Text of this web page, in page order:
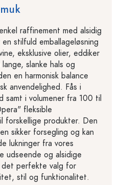
raffinement med alsidig
stilfuld emballageløsning
eksklusive olier, eddiker
slanke hals og
en harmonisk balance
anvendelighed. Fås i
samt i volumener fra 100 til
fleksible
forskellige produkter. Den
sikker forsegling og kan
lukninger fra vores
udseende og alsidige
det perfekte valg for
stil og funktionalitet.